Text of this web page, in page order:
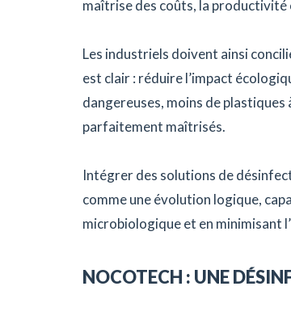
maîtrise des coûts, la
Les industriels doivent ainsi
est clair : réduire l’impact
dangereuses, moins de
parfaitement maîtrisés.
Intégrer des solutions de
comme une évolution logique,
microbiologique et en minimisant
NOCOTECH : UNE